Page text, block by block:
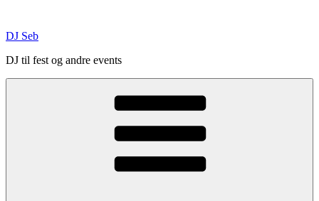
content
DJ Seb
DJ til fest og andre events